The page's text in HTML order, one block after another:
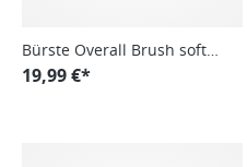
Bürste Overall Brush soft
small
19,99 €*